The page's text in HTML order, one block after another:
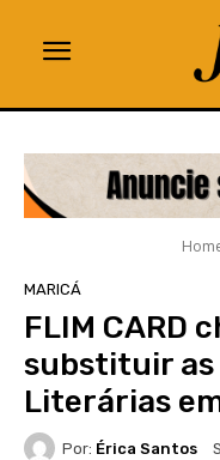
MARICÁ
FLIM CARD
substituir as
Literárias
Por: Érica Santos